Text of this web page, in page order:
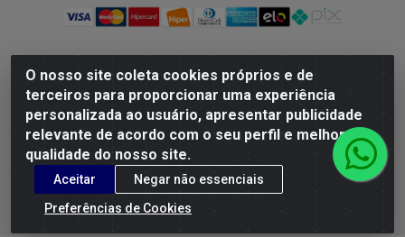
O nosso site coleta cookies próprios e de
terceiros para proporcionar uma experiência
personalizada ao usuário, apresentar publicidade
relevante de acordo com o seu perfil e melhorar a
qualidade do nosso site.
Aceitar
Negar não essenciais
Preferências de Cookies
G.M.I. Distribuidora LTDA - Rua Conselheiro Pena, 50 - Santa
Branca, Belo Horizonte/MG - CEP 31.710-150 - CNPJ
04.098.359/0001-02